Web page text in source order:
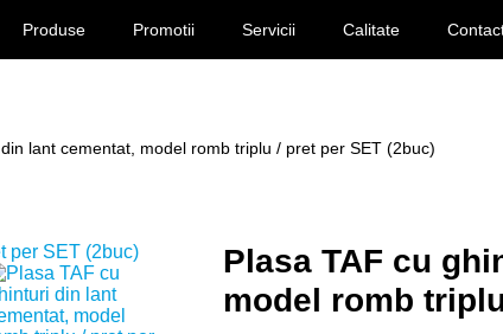
Produse Promotii Servicii Calitate
lant cementat, model romb triplu / pret per SET (2buc)
Plasa TAF cu
model romb